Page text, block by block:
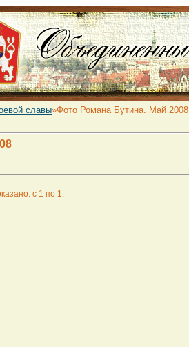
славы»Фото Романа Бутина. Май 2008
с 1 по 1.